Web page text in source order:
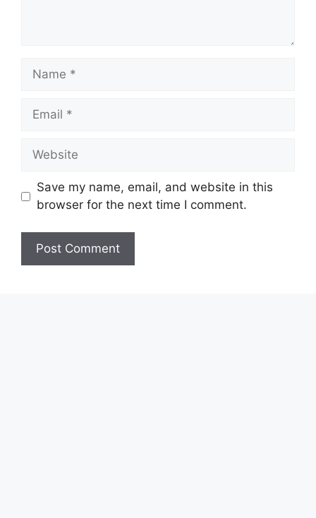
Save my name, email, and website in this
browser for the next time I comment.